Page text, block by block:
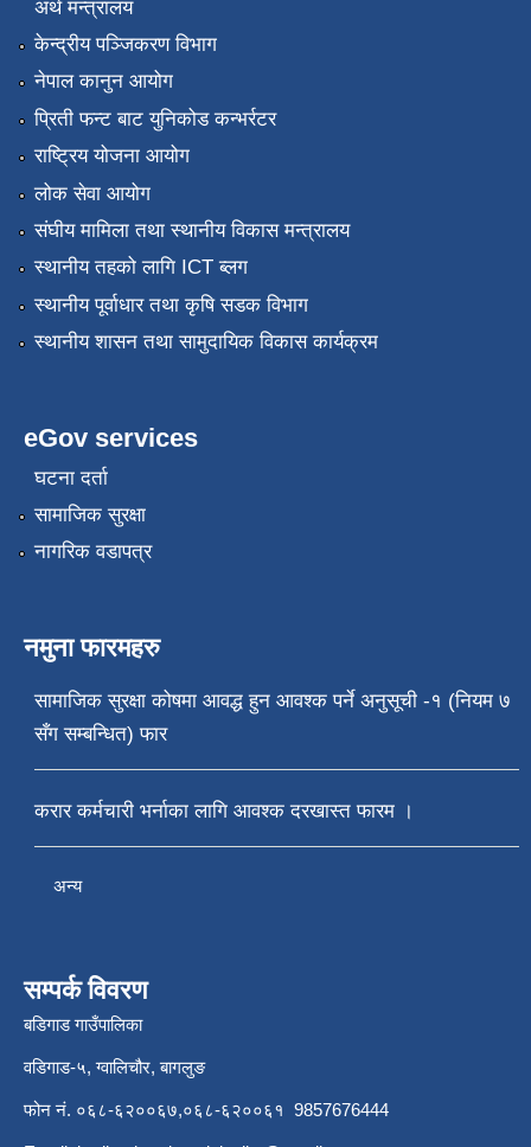
अर्थ मन्त्रालय
केन्द्रीय पञ्जिकरण विभाग
नेपाल कानुन आयोग
प्रिती फन्ट बाट युनिकोड कन्भर्रटर
राष्ट्रिय योजना आयोग
लोक सेवा आयोग
संघीय मामिला तथा स्थानीय विकास मन्त्रालय
स्थानीय तहको लागि ICT ब्लग
स्थानीय पूर्वाधार तथा कृषि सडक विभाग
स्थानीय शासन तथा सामुदायिक विकास कार्यक्रम
eGov services
घटना दर्ता
सामाजिक सुरक्षा
नागरिक वडापत्र
नमुना फारमहरु
सामाजिक सुरक्षा कोषमा आवद्ध हुन आवश्क पर्ने अनुसूची -१ (नियम ७
सँग सम्बन्धित) फार
करार कर्मचारी भर्नाका लागि आवश्क दरखास्त फारम ।
अन्य
सम्पर्क विवरण
बडिगाड गाउँपालिका
वडिगाड-५, ग्वालिचौर, बागलुङ
फोन नं. ०६८-६२००६७,०६८-६२००६१ 9857676444